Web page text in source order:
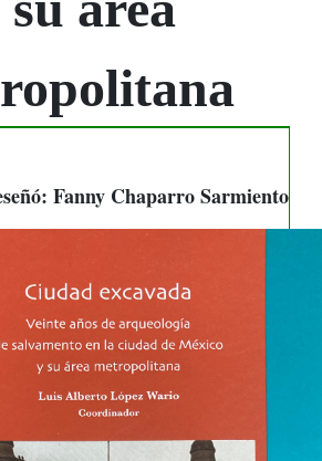
Fanny Chaparro Sarmiento